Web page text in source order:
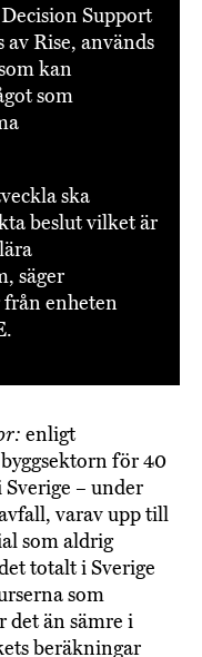
Support
Rise, används
kan
som
ska
beslut vilket är
säger
enheten
enligt
för 40
– under
varav upp till
som aldrig
totalt i Sverige
som
det än sämre i
beräkningar